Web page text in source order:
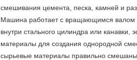
смешивания цемента, песка, камней и
Машина работает с вращающимся валом
внутри стального цилиндра или
материалы для создания однородной
сырьевые материалы правильно